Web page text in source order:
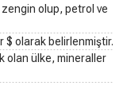
zengin olup, petrol ve
$ olarak belirlenmiştir.
olan ülke, mineraller